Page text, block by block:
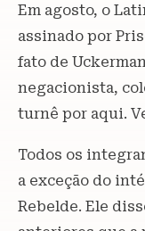
Em agosto, o
assinado por
fato de
negacionista,
turnê por aqui.
Todos os
a exceção do
Rebelde. Ele